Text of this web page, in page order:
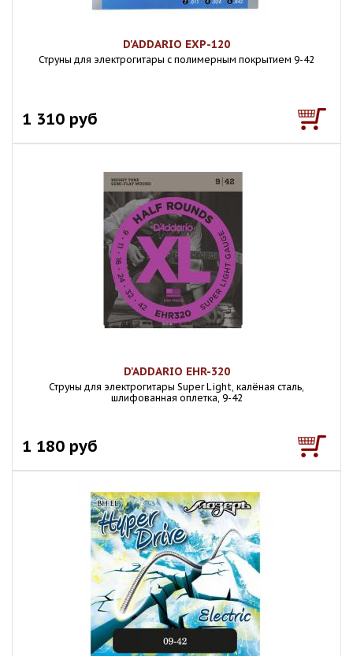
D'ADDARIO EXP-120
Струны для электрогитары с полимерным покрытием 9-42
1 310 руб
D'ADDARIO EHR-320
Струны для электрогитары Super Light, калёная сталь,
шлифованная оплетка, 9-42
1 180 руб